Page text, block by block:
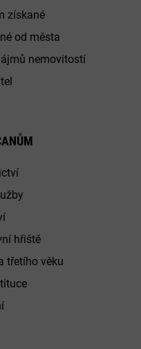
získané
od města
nemovitostí
hřiště
třetího věku